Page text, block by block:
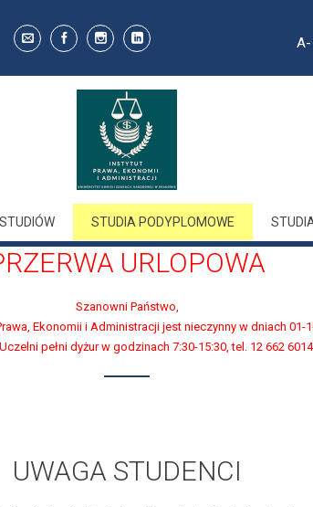
A
STUDIA PODYPLOMOWE
URLOPOWA
Szanowni Państwo,
Ekonomii i Administracji jest nieczynny w dniach 01-
pełni dyżur w godzinach 7:30-15:30, tel. 12 662 6014
UWAGA STUDENCI